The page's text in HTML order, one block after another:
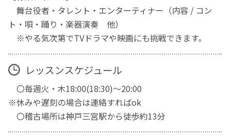
舞台役者・タレント・エンターティナー（内容 / コン
ト・唄・踊り・楽器演奏 他）
※やる気次第でTVドラマや映画にも挑戦できます。
レッスンスケジュール
〇毎週火・木18:00(18:30)～20:00
※休みや遅刻の場合は連絡すればok
〇稽古場所は神戸三宮駅から徒歩約13分